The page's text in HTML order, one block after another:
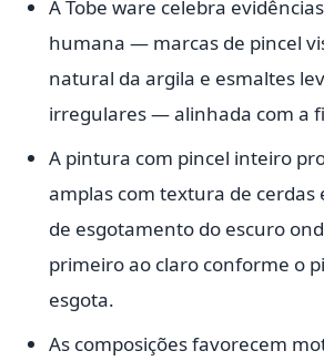
A Tobe ware celebra
humana — marcas de pincel
natural da argila e esmaltes
irregulares — alinhada com a
A pintura com pincel inteiro
amplas com textura de cerdas
de esgotamento do escuro
primeiro ao claro conforme o
esgota.
As composições favorecem